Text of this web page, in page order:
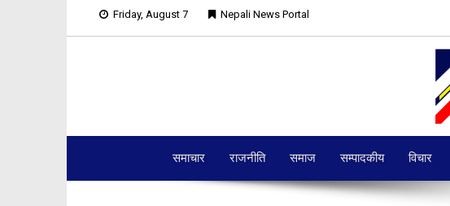
Friday, August 7 Nepali News Portal
समाचार राजनीति समाज सम्पादकीय विचार